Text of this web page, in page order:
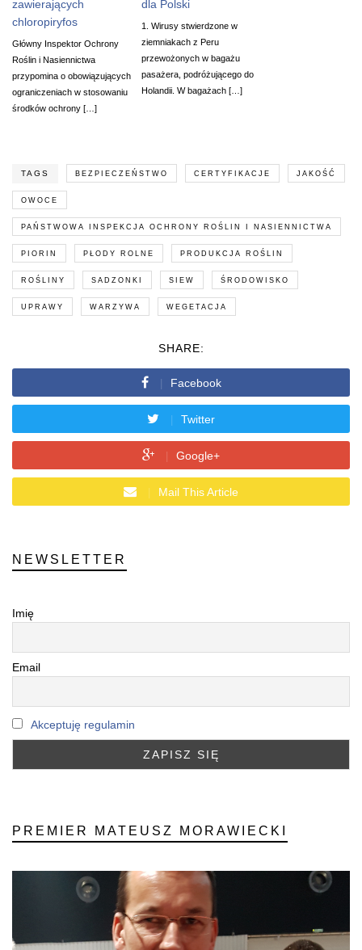
zawierających
chloropiryfos
Główny Inspektor Ochrony
Roślin i Nasiennictwa
przypomina o obowiązujących
ograniczeniach w stosowaniu
środków ochrony […]
dla Polski
1. Wirusy stwierdzone w
ziemniakach z Peru
przewożonych w bagażu
pasażera, podróżującego do
Holandii. W bagażach […]
TAGS BEZPIECZEŃSTWO CERTYFIKACJE JAKOŚĆ
OWOCE
PAŃSTWOWA INSPEKCJA OCHRONY ROŚLIN I NASIENNICTWA
PIORIN PŁODY ROLNE PRODUKCJA ROŚLIN
ROŚLINY SADZONKI SIEW ŚRODOWISKO
UPRAWY WARZYWA WEGETACJA
SHARE:
Facebook
Twitter
Google+
Mail This Article
NEWSLETTER
Imię
Email
Akceptuję regulamin
PREMIER MATEUSZ MORAWIECKI